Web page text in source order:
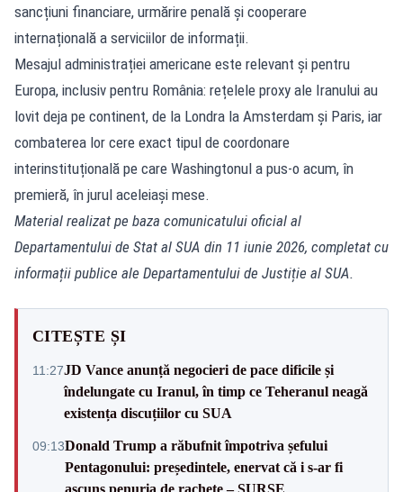
sancțiuni financiare, urmărire penală și cooperare
internațională a serviciilor de informații.
Mesajul administrației americane este relevant și pentru
Europa, inclusiv pentru România: rețelele proxy ale Iranului au
lovit deja pe continent, de la Londra la Amsterdam și Paris, iar
combaterea lor cere exact tipul de coordonare
interinstituțională pe care Washingtonul a pus-o acum, în
premieră, în jurul aceleiași mese.
Material realizat pe baza comunicatului oficial al
Departamentului de Stat al SUA din 11 iunie 2026, completat cu
informații publice ale Departamentului de Justiție al SUA.
CITEȘTE ȘI
11:27JD Vance anunță negocieri de pace dificile și
îndelungate cu Iranul, în timp ce Teheranul neagă
existența discuțiilor cu SUA
09:13Donald Trump a răbufnit împotriva șefului
Pentagonului: președintele, enervat că i s-ar fi
ascuns penuria de rachete – SURSE